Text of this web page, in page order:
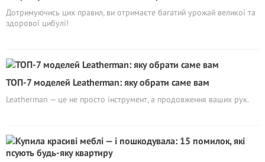
Дотримуючись цих правил, ви отримаєте багатий урожай великої та
здорової цибулі!
ТОП-7 моделей Leatherman: яку обрати саме вам
Leatherman — це не просто інструмент, а продовження ваших рук.